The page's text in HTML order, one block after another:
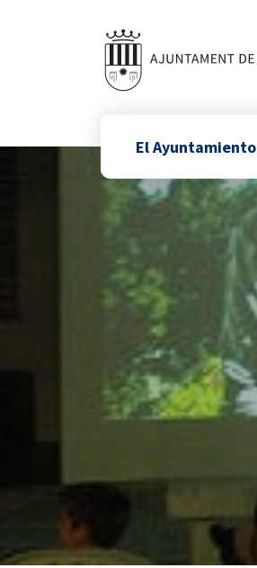
El Ayuntamiento